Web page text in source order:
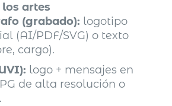
artes
(grabado): logotipo
(AI/PDF/SVG) o texto
cargo).
logo + mensajes en
de alta resolución o